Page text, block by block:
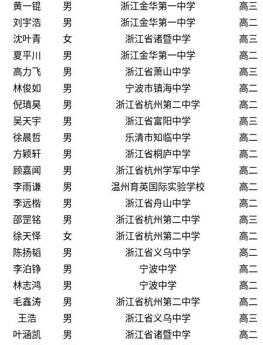
黄一锟
男 浙江金华第一中学
高三
刘宇浩
男 浙江金华第一中学
高二
沈叶青
女 浙江省诸暨中学
高三
夏平川
男 浙江金华第一中学
高二
高力飞
男 浙江省萧山中学
高三
林俊如
男 宁波市镇海中学
高二
倪瑱昊
男 浙江省杭州第二中学
高二
吴天宇
男 浙江省富阳中学
高三
徐晨哲
男 乐清市知临中学
高二
方颖轩
男 浙江省桐庐中学
高二
顾嘉闻
男 浙江省杭州学军中学
高二
李雨谦
男 温州育英国际实验学校
高二
李远楷
男 浙江省舟山中学
高二
邵罡铭
男 浙江省杭州第二中学
高三
徐天怿
女 浙江省杭州第二中学
高二
陈扬韬
男 浙江省义乌中学
高二
李泊铮
男 宁波中学
高二
林志鸿
男 宁波中学
高二
毛鑫涛
男 浙江省杭州第二中学
高二
王浩
男 浙江省义乌中学
高三
叶涵凯
男 浙江省诸暨中学
高二